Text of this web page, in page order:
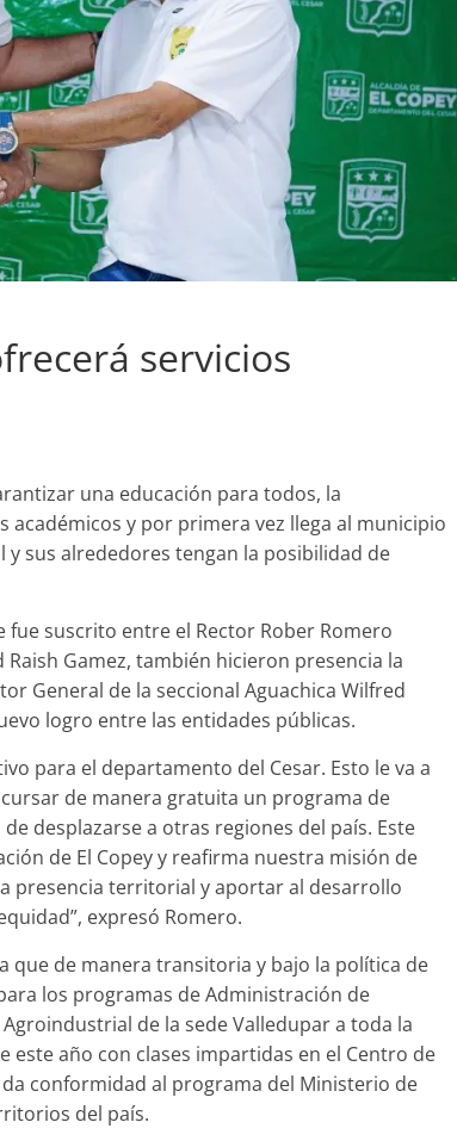
servicios
una educación para todos, la
académicos y por primera vez llega al municipio
y sus alrededores tengan la posibilidad de
suscrito entre el Rector Rober Romero
Raish Gamez, también hicieron presencia la
General de la seccional Aguachica Wilfred
logro entre las entidades públicas.
para el departamento del Cesar. Esto le va a
de manera gratuita un programa de
desplazarse a otras regiones del país. Este
de El Copey y reafirma nuestra misión de
presencia territorial y aportar al desarrollo
expresó Romero.
que de manera transitoria y bajo la política de
los programas de Administración de
de la sede Valledupar a toda la
año con clases impartidas en el Centro de
conformidad al programa del Ministerio de
del país.